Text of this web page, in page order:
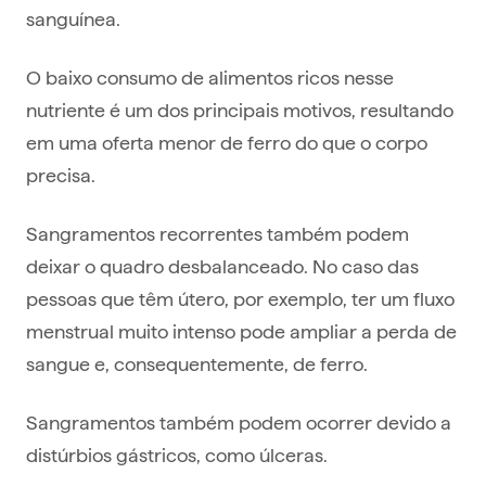
sanguínea.
O baixo consumo de alimentos ricos nesse
nutriente é um dos principais motivos, resultando
em uma oferta menor de ferro do que o corpo
precisa.
Sangramentos recorrentes também podem
deixar o quadro desbalanceado. No caso das
pessoas que têm útero, por exemplo, ter um fluxo
menstrual muito intenso pode ampliar a perda de
sangue e, consequentemente, de ferro.
Sangramentos também podem ocorrer devido a
distúrbios gástricos, como úlceras.